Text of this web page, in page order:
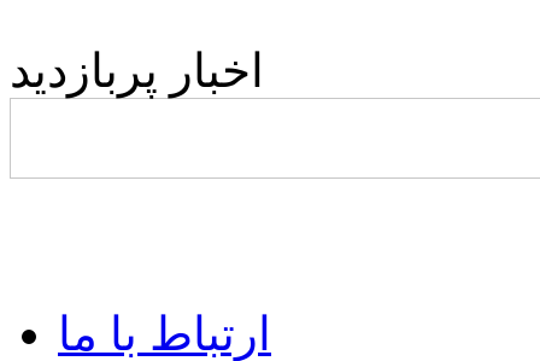
اخبار پربازدید
ارتباط با ما